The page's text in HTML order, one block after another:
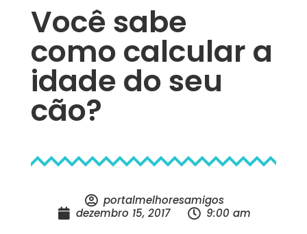
Você sabe
como calcular a
idade do seu
cão?
portalmelhoresamigos
dezembro 15, 2017
9:00 am